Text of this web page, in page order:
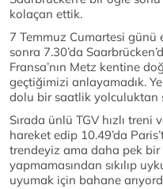
kolaçan ettik.
7 Temmuz Cumartesi
sonra 7.30’da
Fransa’nın Metz kentine
geçtiğimizi anlayamadık.
dolu bir saatlik yolculuktan
Sırada ünlü TGV hızlı treni
hareket edip 10.49’da
trendeyiz ama daha pek bir
yapmamasından sıkılıp
uyumak için bahane